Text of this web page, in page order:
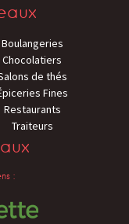
Boulangeries
Chocolatiers
de thés
Fines
Restaurants
Traiteurs
: